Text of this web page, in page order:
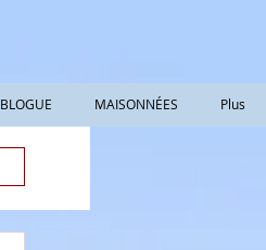
BLOGUE MAISONNÉES Plus